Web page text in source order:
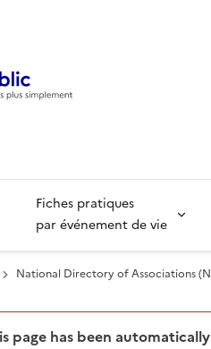
Fiches pratiques
par événement de vie
National Directory of Associations
page has been